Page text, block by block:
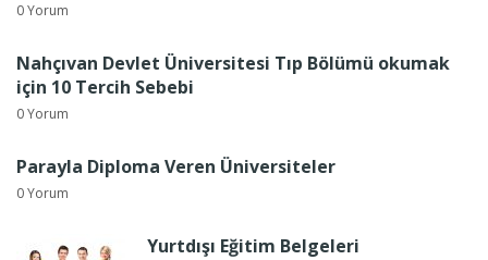
0 Yorum
Nahçıvan Devlet Üniversitesi Tıp Bölümü okumak
için 10 Tercih Sebebi
0 Yorum
Parayla Diploma Veren Üniversiteler
0 Yorum
Yurtdışı Eğitim Belgeleri